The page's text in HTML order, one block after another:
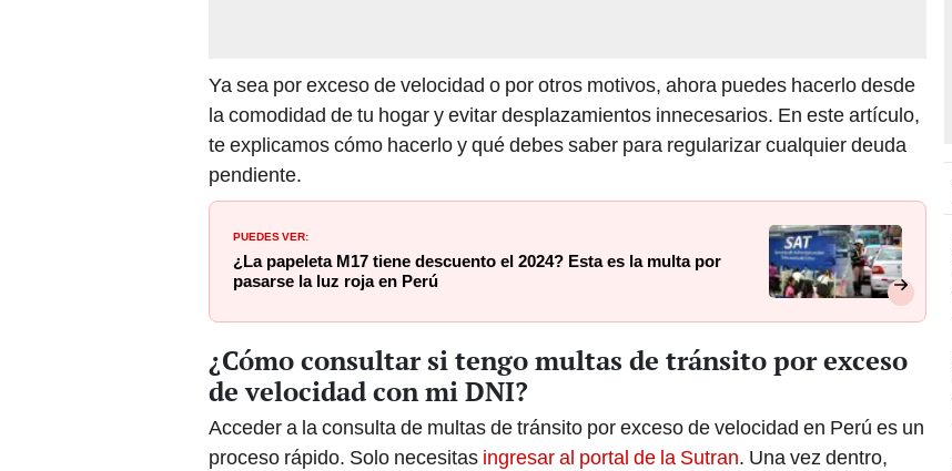
Ya sea por exceso de velocidad o por otros motivos, ahora puedes hacerlo desde
la comodidad de tu hogar y evitar desplazamientos innecesarios. En este artículo,
te explicamos cómo hacerlo y qué debes saber para regularizar cualquier deuda
pendiente.
PUEDES VER:
¿La papeleta M17 tiene descuento el 2024? Esta es la multa por
pasarse la luz roja en Perú
¿Cómo consultar si tengo multas de tránsito por exceso
de velocidad con mi DNI?
Acceder a la consulta de multas de tránsito por exceso de velocidad en Perú es un
proceso rápido. Solo necesitas ingresar al portal de la Sutran. Una vez dentro,